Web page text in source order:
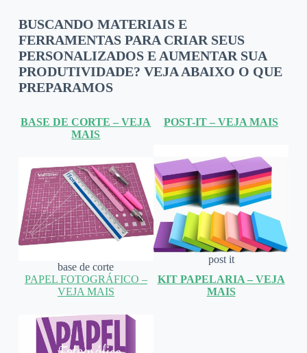
BUSCANDO MATERIAIS E
FERRAMENTAS PARA CRIAR SEUS
PERSONALIZADOS E AUMENTAR SUA
PRODUTIVIDADE? VEJA ABAIXO O QUE
PREPARAMOS
BASE DE CORTE – VEJA
MAIS
base de corte
POST-IT – VEJA MAIS
post it
PAPEL FOTOGRÁFICO –
VEJA MAIS
KIT PAPELARIA – VEJA
MAIS